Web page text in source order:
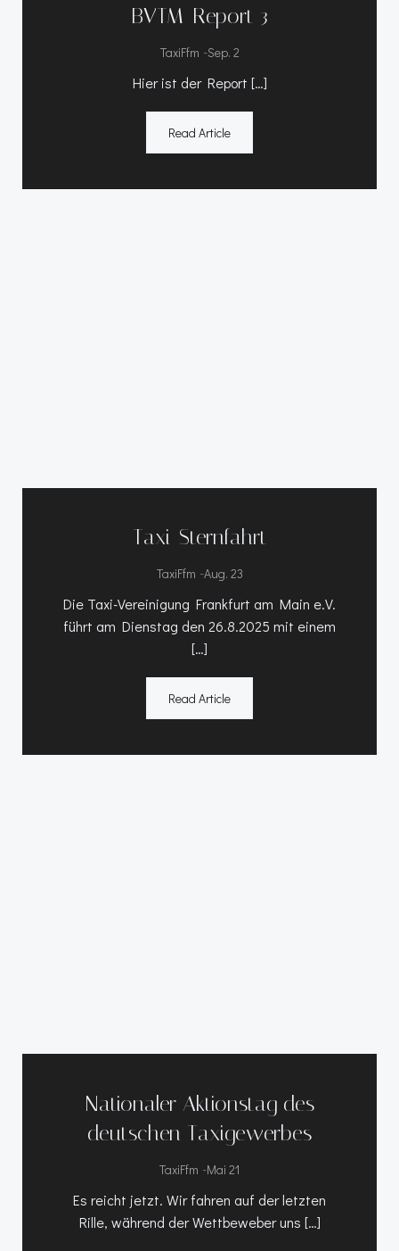
BVTM-Report 3
TaxiFfm -Sep. 2
Hier ist der Report […]
Read Article
Taxi-Sternfahrt
TaxiFfm -Aug. 23
Die Taxi-Vereinigung Frankfurt am Main e.V.
führt am Dienstag den 26.8.2025 mit einem
[…]
Read Article
Nationaler Aktionstag des
deutschen Taxigewerbes
TaxiFfm -Mai 21
Es reicht jetzt. Wir fahren auf der letzten
Rille, während der Wettbeweber uns […]